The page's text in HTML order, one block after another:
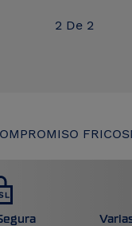
2 De 2